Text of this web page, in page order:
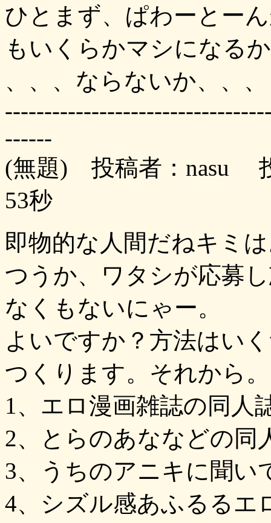
ひとまず、ぱわーとー
もいくらかマシになる
、、、ならないか、、、
------
(無題) 投稿者：nasu
53秒
即物的な人間だねキミ
つうか、ワタシが応募
なくもないにゃー。
よいですか？方法はい
つくります。それから。
1、エロ漫画雑誌の同人
2、とらのあななどの同
3、うちのアニキに聞い
4、シズル感あふるるエ